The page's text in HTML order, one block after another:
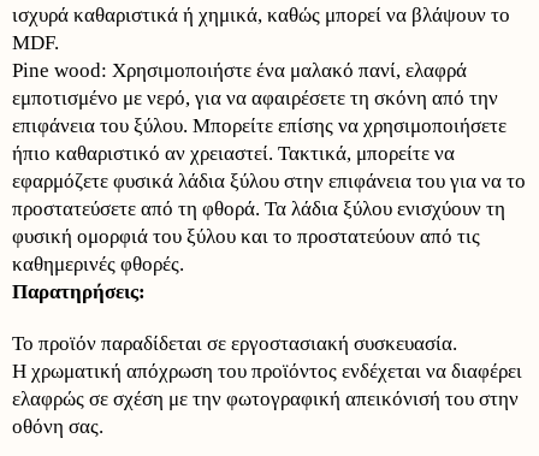
ισχυρά καθαριστικά ή χημικά, καθώς μπορεί να βλάψουν το
MDF.
Pine wood: Χρησιμοποιήστε ένα μαλακό πανί, ελαφρά
εμποτισμένο με νερό, για να αφαιρέσετε τη σκόνη από την
επιφάνεια του ξύλου. Μπορείτε επίσης να χρησιμοποιήσετε
ήπιο καθαριστικό αν χρειαστεί. Τακτικά, μπορείτε να
εφαρμόζετε φυσικά λάδια ξύλου στην επιφάνεια του για να το
προστατεύσετε από τη φθορά. Τα λάδια ξύλου ενισχύουν τη
φυσική ομορφιά του ξύλου και το προστατεύουν από τις
καθημερινές φθορές.
Παρατηρήσεις:
Το προϊόν παραδίδεται σε εργοστασιακή συσκευασία.
Η χρωματική απόχρωση του προϊόντος ενδέχεται να διαφέρει
ελαφρώς σε σχέση με την φωτογραφική απεικόνισή του στην
οθόνη σας.